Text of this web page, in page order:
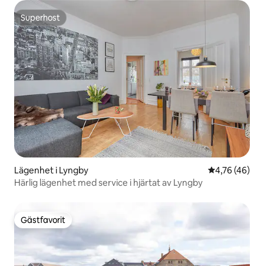
Superhost
Superhost
Lägenhet i Lyngby 4,76 av 5 i
4,76 (46)
Härlig lägenhet med service i hjärtat av Lyngby
Gästfavorit
Gästfavorit